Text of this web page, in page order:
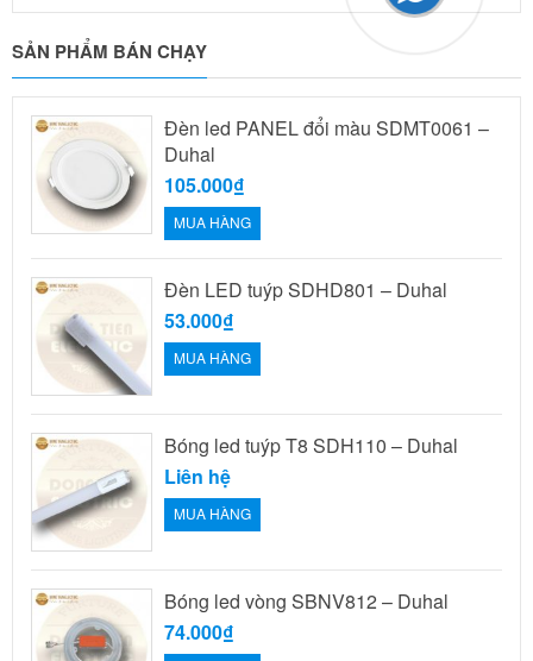
SẢN PHẨM BÁN CHẠY
Đèn led PANEL đổi màu SDMT0061 –
Duhal
105.000₫
MUA HÀNG
Đèn LED tuýp SDHD801 – Duhal
53.000₫
MUA HÀNG
Bóng led tuýp T8 SDH110 – Duhal
Liên hệ
MUA HÀNG
Bóng led vòng SBNV812 – Duhal
74.000₫